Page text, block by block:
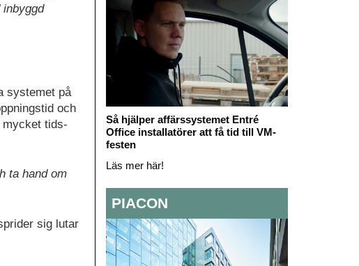
systemet på
och
mycket tids-
ta hand om
sig lutar
Så hjälper affärssystemet Entré
Office installatörer att få tid till VM-
festen
Läs mer här!
PIACON